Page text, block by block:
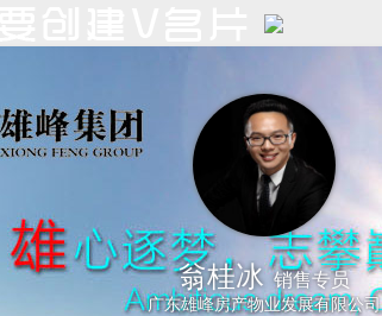
翁桂冰 销售专员
广东雄峰房产物业发展有限公司